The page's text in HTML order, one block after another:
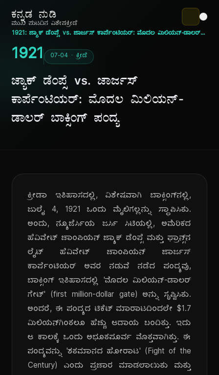
ಕನ್ನಡ ನುಡಿ
ಮುಖ ಪುಟದಿನ ವಿಶೇಷಕ್ರೀಡೆ
1921: ಜ್ಯಾಕ್ ಡೆಂಪ್ಸೆ vs. ಜಾರ್ಜಸ್ ಕಾರ್ಪೆಂಟಿಯರ್: ಮೊದಲ ಮಿಲಿಯನ್-ಡಾಲರ್ ಬಾಕ್ಸಿಂಗ್ ಪಂದ್ಯ
1921 07-04 · ಕ್ರೀಡೆ
ಜ್ಯಾಕ್ ಡೆಂಪ್ಸೆ vs. ಜಾರ್ಜಸ್
ಕಾರ್ಪೆಂಟಿಯರ್: ಮೊದಲ ಮಿಲಿಯನ್-
ಡಾಲರ್ ಬಾಕ್ಸಿಂಗ್ ಪಂದ್ಯ
ಕ್ರೀಡಾ ಇತಿಹಾಸದಲ್ಲಿ, ವಿಶೇಷವಾಗಿ ಬಾಕ್ಸಿಂಗ್‌ನಲ್ಲಿ,
ಜುಲೈ 4, 1921 ಒಂದು ಮೈಲಿಗಲ್ಲನ್ನು ಸ್ಥಾಪಿಸಿತು.
ಅಂದು, ನ್ಯೂಜೆರ್ಸಿಯ ಜರ್ಸಿ ಸಿಟಿಯಲ್ಲಿ, ಅಮೆರಿಕದ
ಹೆವಿವೇಟ್ ಚಾಂಪಿಯನ್ ಜ್ಯಾಕ್ ಡೆಂಪ್ಸೆ ಮತ್ತು ಫ್ರಾನ್ಸ್‌ನ
ಲೈಟ್ ಹೆವಿವೇಟ್ ಚಾಂಪಿಯನ್ ಜಾರ್ಜಸ್
ಕಾರ್ಪೆಂಟಿಯರ್ ಅವರ ನಡುವೆ ನಡೆದ ಪಂದ್ಯವು,
ಬಾಕ್ಸಿಂಗ್ ಇತಿಹಾಸದಲ್ಲಿ 'ಮೊದಲ ಮಿಲಿಯನ್-ಡಾಲರ್
ಗೇಟ್' (first million-dollar gate) ಅನ್ನು ಸೃಷ್ಟಿಸಿತು.
ಅಂದರೆ, ಈ ಪಂದ್ಯದ ಟಿಕೆಟ್ ಮಾರಾಟದಿಂದಲೇ $1.7
ಮಿಲಿಯನ್‌ಗಿಂತಲೂ ಹೆಚ್ಚು ಆದಾಯ ಬಂದಿತ್ತು. ಇದು
ಆ ಕಾಲಕ್ಕೆ ಒಂದು ಅಭೂತಪೂರ್ವ ಮೊತ್ತವಾಗಿತ್ತು. ಈ
ಪಂದ್ಯವನ್ನು 'ಶತಮಾನದ ಹೋರಾಟ' (Fight of the
Century) ಎಂದು ಪ್ರಚಾರ ಮಾಡಲಾಯಿತು ಮತ್ತು